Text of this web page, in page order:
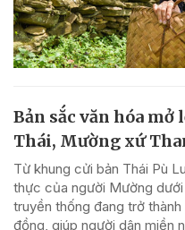
Bản sắc văn hóa
Thái, Mường xứ
Từ khung cửi bản Thái Pù
thực của người Mường
truyền thống đang trở
đồng, giúp người dân miền